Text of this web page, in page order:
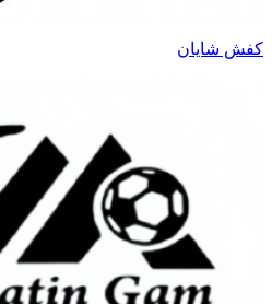
کفش شایان